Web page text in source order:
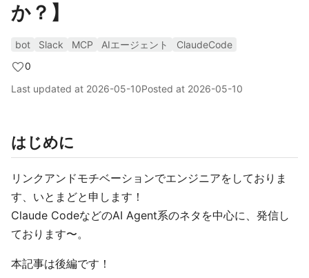
か？】
bot Slack MCP AIエージェント
ClaudeCode
0
Last updated at 2026-05-10Posted at 2026-05-10
はじめに
リンクアンドモチベーションでエンジニアをしておりま
す、いとまどと申します！
Claude CodeなどのAI Agent系のネタを中心に、発信し
ております〜。
本記事は後編です！